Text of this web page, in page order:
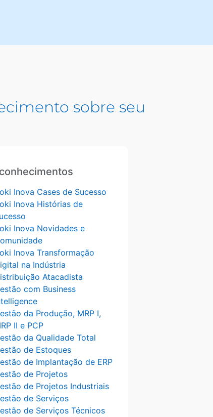
sobre seu
Inova Cases de Sucesso
Inova Histórias de
Inova Novidades e
Inova Transformação
na Indústria
Atacadista
com Business
da Produção, MRP I,
II e PCP
da Qualidade Total
de Estoques
de Implantação de ERP
de Projetos
de Projetos Industriais
de Serviços
de Serviços Técnicos